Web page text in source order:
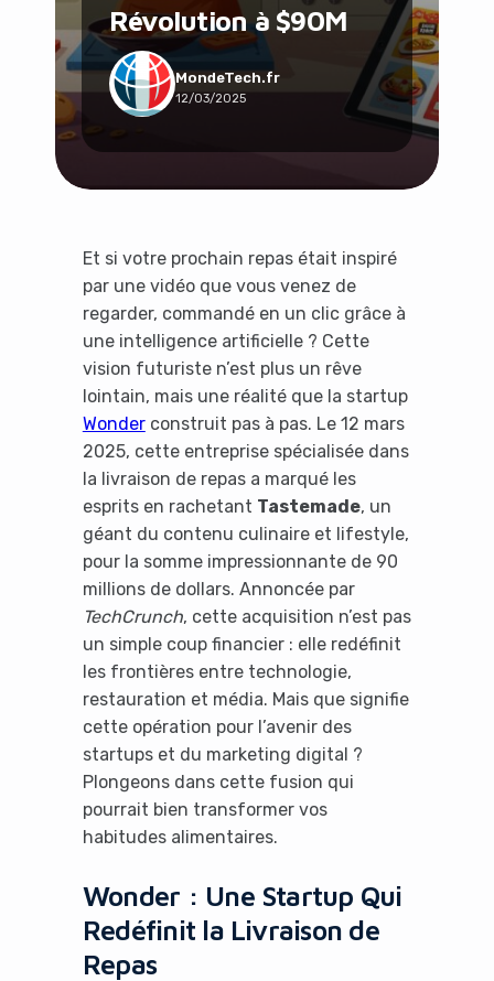
Révolution à $90M
MondeTech.fr
12/03/2025
Et si votre prochain repas était inspiré
par une vidéo que vous venez de
regarder, commandé en un clic grâce à
une intelligence artificielle ? Cette
vision futuriste n’est plus un rêve
lointain, mais une réalité que la startup
Wonderconstruit pas à pas. Le 12 mars
2025, cette entreprise spécialisée dans
la livraison de repas a marqué les
esprits en rachetant Tastemade, un
géant du contenu culinaire et lifestyle,
pour la somme impressionnante de 90
millions de dollars. Annoncée par
TechCrunch, cette acquisition n’est pas
un simple coup financier : elle redéfinit
les frontières entre technologie,
restauration et média. Mais que signifie
cette opération pour l’avenir des
startups et du marketing digital ?
Plongeons dans cette fusion qui
pourrait bien transformer vos
habitudes alimentaires.
Wonder : Une Startup Qui
Redéfinit la Livraison de
Repas
Social & Communauté
Tech & Développement
Travail & Productivité
Voyage